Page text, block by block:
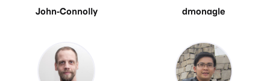
John-Connolly dmonagle